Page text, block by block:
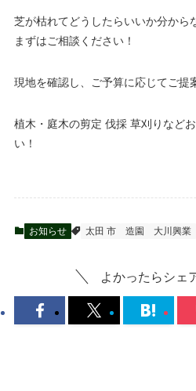
芝が枯れてどうしたらいいか分から
まずはご相談ください！
現地を確認し、ご予算に応じてご提
植木・庭木の剪定 伐採 草刈りなど
い！
お知らせ 太田 市 造園 大川興業
よかったらシェ